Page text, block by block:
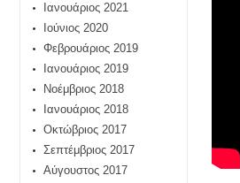
Ιανουάριος 2021
Ιούνιος 2020
Φεβρουάριος 2019
Ιανουάριος 2019
Νοέμβριος 2018
Ιανουάριος 2018
Οκτώβριος 2017
Σεπτέμβριος 2017
Αύγουστος 2017